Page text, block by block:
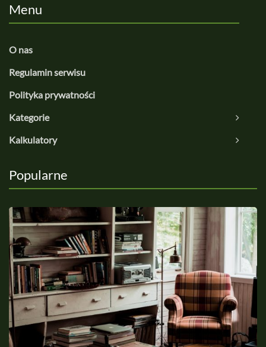
Menu
O nas
Regulamin serwisu
Polityka prywatności
Kategorie
Kalkulatory
Popularne